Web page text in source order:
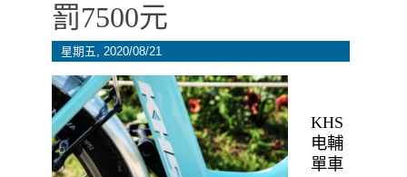
罰7500元
星期五, 2020/08/21
KHS
电輔
單車